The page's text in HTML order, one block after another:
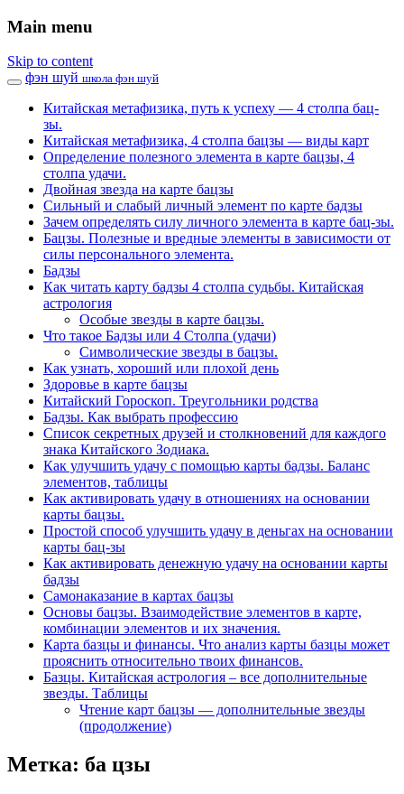
Main menu
Skip to content
фэн шуй школа фэн шуй
Китайская метафизика, путь к успеху — 4 столпа бац-
зы.
Китайская метафизика, 4 столпа бацзы — виды карт
Определение полезного элемента в карте бацзы, 4
столпа удачи.
Двойная звезда на карте бацзы
Сильный и слабый личный элемент по карте бадзы
Зачем определять силу личного элемента в карте бац-зы.
Бацзы. Полезные и вредные элементы в зависимости от
силы персонального элемента.
Бадзы
Как читать карту бадзы 4 столпа судьбы. Китайская
астрология
Особые звезды в карте бацзы.
Что такое Бадзы или 4 Столпа (удачи)
Символические звезды в бацзы.
Как узнать, хороший или плохой день
Здоровье в карте бацзы
Китайский Гороскоп. Треугольники родства
Бадзы. Как выбрать профессию
Список секретных друзей и cтолкновений для каждого
знака Китайского Зодиака.
Как улучшить удачу с помощью карты бадзы. Баланс
элементов, таблицы
Как активировать удачу в отношениях на основании
карты бацзы.
Простой способ улучшить удачу в деньгах на основании
карты бац-зы
Как активировать денежную удачу на основании карты
бадзы
Самонаказание в картах бацзы
Основы бацзы. Взаимодействие элементов в карте,
комбинации элементов и их значения.
Карта базцы и финансы. Что анализ карты базцы может
прояснить относительно твоих финансов.
Базцы. Китайская астрология – все дополнительные
звезды. Таблицы
Чтение карт бацзы — дополнительные звезды
(продолжение)
Метка: ба цзы